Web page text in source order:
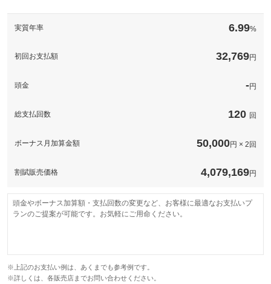
このパックの見積もり依頼（無料）
実質年率 6.99%
初回お支払額 32,769円
頭金 -円
総支払回数 120 回
ボーナス月加算金額 50,000円 × 2回
割賦販売価格 4,079,169円
頭金やボーナス加算額・支払回数の変更など、お客様に最適なお支払いプ
ランのご提案が可能です。お気軽にご用命ください。
※上記のお支払い例は、あくまでも参考例です。
※詳しくは、各販売店までお問い合わせください。